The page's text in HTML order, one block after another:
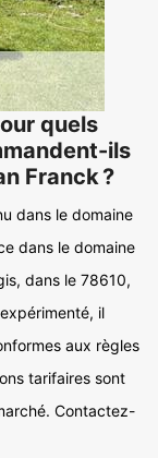
quels
ils
Franck ?
dans le domaine
dans le domaine
dans le 78610,
il
aux règles
tarifaires sont
Contactez-